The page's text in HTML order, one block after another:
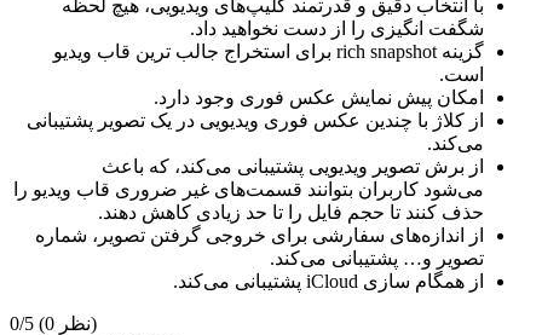
با انتخاب دقیق و قدرتمند کلیپ‌های ویدیویی، هیچ لحظه
شگفت انگیزی را از دست نخواهید داد.
گزینه rich snapshot برای استخراج جالب ترین قاب ویدیو
است.
امکان پیش نمایش عکس فوری وجود دارد.
از کلاژ با چندین عکس فوری ویدیویی در یک تصویر پشتیبانی
می‌کند.
از برش تصویر ویدیویی پشتیبانی می‌کند، که باعث
می‌شود کاربران بتوانند قسمت‌های غیر ضروری قاب ویدیو را
حذف کنند تا حجم فایل را تا حد زیادی کاهش دهند.
از اندازه‌های سفارشی برای خروجی گرفتن تصویر، شماره
تصویر و… پشتیبانی می‌کند.
از همگام سازی iCloud پشتیبانی می‌کند.
0/5
(0 نظر)